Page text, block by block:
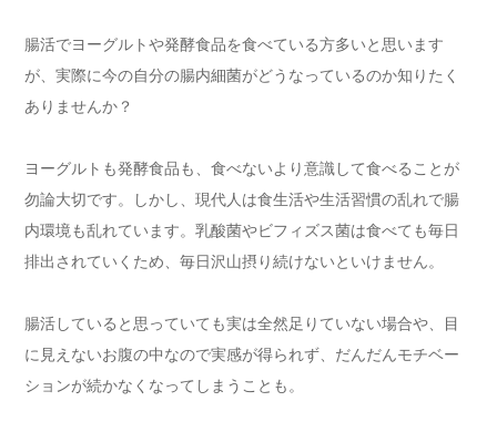
腸活でヨーグルトや発酵食品を食べている方多いと思います
が、実際に今の自分の腸内細菌がどうなっているのか知りたく
ありませんか？
ヨーグルトも発酵食品も、食べないより意識して食べることが
勿論大切です。しかし、現代人は食生活や生活習慣の乱れで腸
内環境も乱れています。乳酸菌やビフィズス菌は食べても毎日
排出されていくため、毎日沢山摂り続けないといけません。
腸活していると思っていても実は全然足りていない場合や、目
に見えないお腹の中なので実感が得られず、だんだんモチベー
ションが続かなくなってしまうことも。